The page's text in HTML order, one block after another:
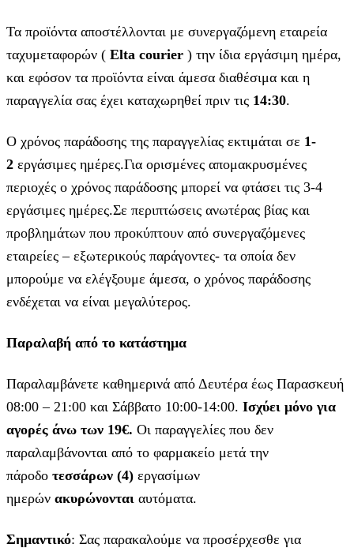
Τα προϊόντα αποστέλλονται με συνεργαζόμενη εταιρεία
ταχυμεταφορών ( Elta courier ) την ίδια εργάσιμη ημέρα,
και εφόσον τα προϊόντα είναι άμεσα διαθέσιμα και η
παραγγελία σας έχει καταχωρηθεί πριν τις 14:30.
Ο χρόνος παράδοσης της παραγγελίας εκτιμάται σε 1-
2 εργάσιμες ημέρες.Για ορισμένες απομακρυσμένες
περιοχές ο χρόνος παράδοσης μπορεί να φτάσει τις 3-4
εργάσιμες ημέρες.Σε περιπτώσεις ανωτέρας βίας και
προβλημάτων που προκύπτουν από συνεργαζόμενες
εταιρείες – εξωτερικούς παράγοντες- τα οποία δεν
μπορούμε να ελέγξουμε άμεσα, ο χρόνος παράδοσης
ενδέχεται να είναι μεγαλύτερος.
Παραλαβή από το κατάστημα
Παραλαμβάνετε καθημερινά από Δευτέρα έως Παρασκευή
08:00 – 21:00 και Σάββατο 10:00-14:00. Ισχύει μόνο για
αγορές άνω των 19€. Οι παραγγελίες που δεν
παραλαμβάνονται από το φαρμακείο μετά την
πάροδο τεσσάρων (4) εργασίμων
ημερών ακυρώνονται αυτόματα.
Σημαντικό: Σας παρακαλούμε να προσέρχεσθε για